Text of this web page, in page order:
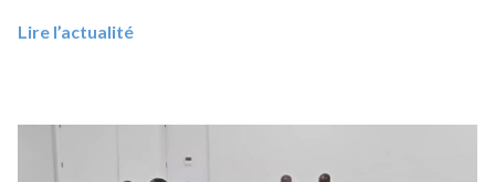
Lire l’actualité